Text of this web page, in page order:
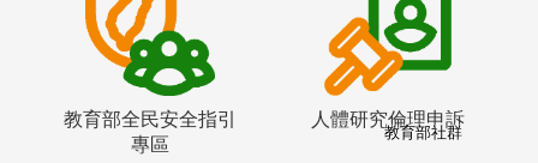
教育部全民安全指引
專區
人體研究倫理申訴
教育部社群